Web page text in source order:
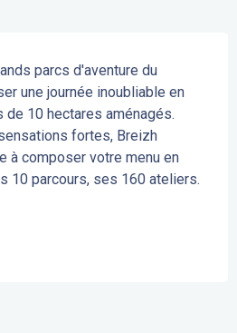
parcs d'aventure du
une journée inoubliable en
de 10 hectares aménagés.
fortes, Breizh
à composer votre menu en
10 parcours, ses 160 ateliers.